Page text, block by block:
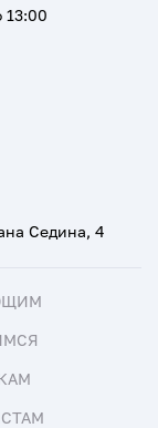
Седина, 4
13:00